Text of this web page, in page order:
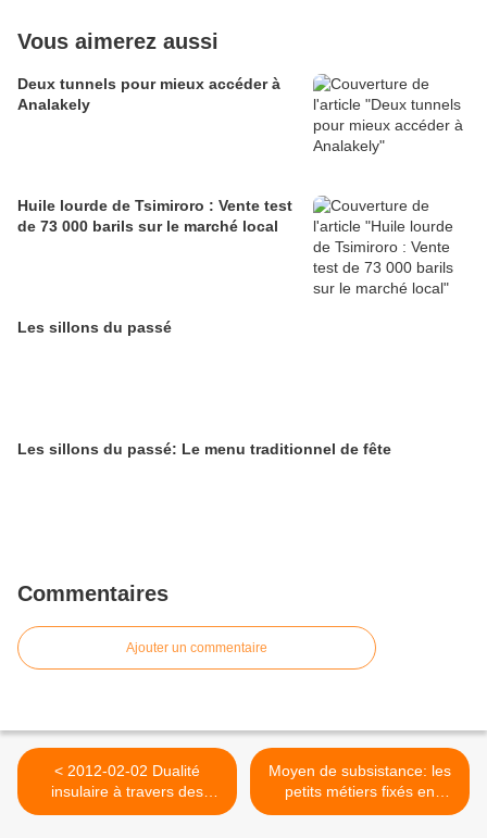
Vous aimerez aussi
Deux tunnels pour mieux accéder à
Analakely
Huile lourde de Tsimiroro : Vente test
de 73 000 barils sur le marché local
Les sillons du passé
Les sillons du passé: Le menu traditionnel de fête
Commentaires
Ajouter un commentaire
< 2012-02-02 Dualité
insulaire à travers des
paysages
Moyen de subsistance: les
petits métiers fixés en
images >